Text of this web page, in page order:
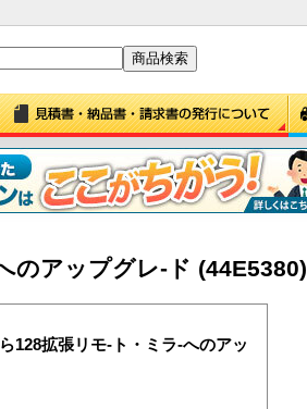
のアップグレ-ド (44E5380)
128拡張リモ-ト・ミラ-へのアッ